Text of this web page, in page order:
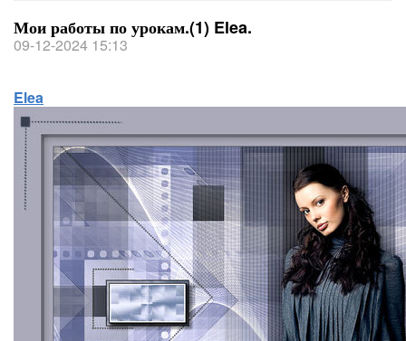
Мои работы по урокам.(1) Elea.
09-12-2024 15:13
Elea